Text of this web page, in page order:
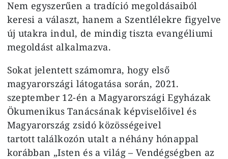
Nem egyszerűen a tradíció megoldásaiból
keresi a választ, hanem a Szentlélekre figyelve
új utakra indul, de mindig tiszta evangéliumi
megoldást alkalmazva.
Sokat jelentett számomra, hogy első
magyarországi látogatása során, 2021.
szeptember 12-én a Magyarországi Egyházak
Ökumenikus Tanácsának képviselőivel és
Magyarország zsidó közösségeivel
tartott találkozón utalt a néhány hónappal
korábban „Isten és a világ – Vendégségben az